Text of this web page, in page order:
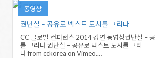
동영상
권난실 – 공유로 넥스트 도시를 그리다
CC 글로벌 컨퍼런스 2014 강연 동영상권난실 –
를 그리다 권난실 – 공유로 넥스트 도시를 그리
다 from cckorea on Vimeo.…